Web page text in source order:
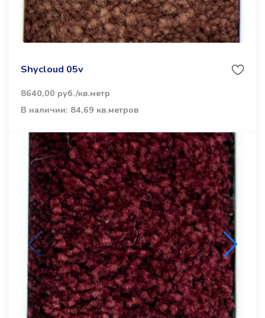
Shycloud 05v
8640,00 руб./кв.метр
В наличии: 84,69 кв.метров